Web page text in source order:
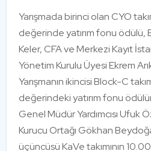
Yarışmada birinci olan CYO
değerinde yatırım fonu ödülü,
Keler, CFA ve Merkezi Kayıt
Yönetim Kurulu Üyesi Ekrem
Yarışmanın ikincisi Block-C
değerindeki yatırım fonu
Genel Müdür Yardımcısı Ufuk
Kurucu Ortağı Gökhan
üçüncüsü KaVe takımının